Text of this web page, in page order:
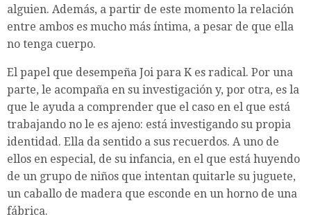
alguien. Además, a partir de este momento la relación
entre ambos es mucho más íntima, a pesar de que ella
no tenga cuerpo.
El papel que desempeña Joi para K es radical. Por una
parte, le acompaña en su investigación y, por otra, es la
que le ayuda a comprender que el caso en el que está
trabajando no le es ajeno: está investigando su propia
identidad. Ella da sentido a sus recuerdos. A uno de
ellos en especial, de su infancia, en el que está huyendo
de un grupo de niños que intentan quitarle su juguete,
un caballo de madera que esconde en un horno de una
fábrica.